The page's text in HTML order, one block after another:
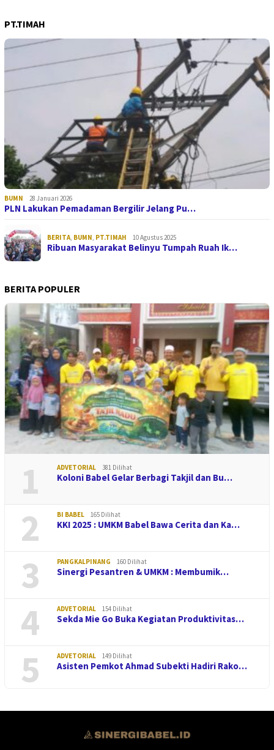
PT.TIMAH
BUMN 28 Januari 2026
PLN Lakukan Pemadaman Bergilir Jelang Pu…
BERITA, BUMN, PT.TIMAH 10 Agustus 2025
Ribuan Masyarakat Belinyu Tumpah Ruah Ik…
BERITA POPULER
1 ADVETORIAL 381 Dilihat
Koloni Babel Gelar Berbagi Takjil dan Bu…
2 BI BABEL 165 Dilihat
KKI 2025 : UMKM Babel Bawa Cerita dan Ka…
3 PANGKALPINANG 160 Dilihat
Sinergi Pesantren & UMKM : Membumik…
4 ADVETORIAL 154 Dilihat
Sekda Mie Go Buka Kegiatan Produktivitas…
5 ADVETORIAL 149 Dilihat
Asisten Pemkot Ahmad Subekti Hadiri Rako…